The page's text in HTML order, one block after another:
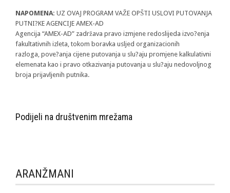
NAPOMENA: UZ OVAJ PROGRAM VAŽE OPŠTI USLOVI PUTOVANJA
PUTNI?KE AGENCIJE AMEX-AD
Agencija “AMEX-AD” zadržava pravo izmjene redoslijeda izvo?enja
fakultativnih izleta, tokom boravka usljed organizacionih
razloga, pove?anja cijene putovanja u slu?aju promjene kalkulativni
elemenata kao i pravo otkazivanja putovanja u slu?aju nedovoljnog
broja prijavljenih putnika.
Podijeli na društvenim mrežama
ARANŽMANI